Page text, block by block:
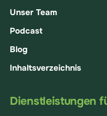
Unser Team
Podcast
Blog
Inhaltsverzeichnis
Dienstleistungen